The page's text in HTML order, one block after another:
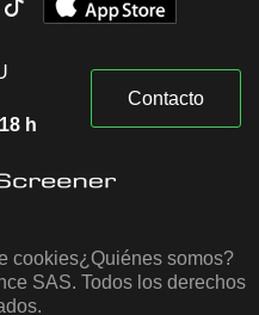
h
Contacto
cookies¿Quiénes somos?
SAS. Todos los derechos